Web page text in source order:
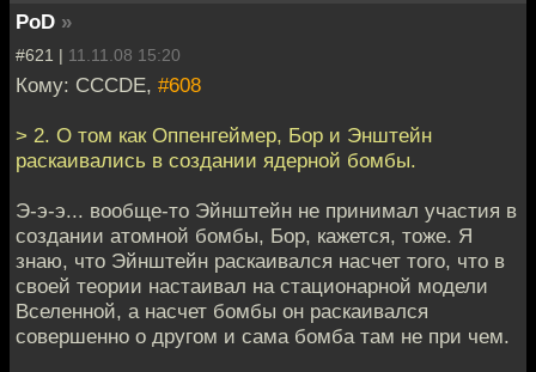
PoD »
#621 | 11.11.08 15:20
Кому: CCCDE, #608
> 2. О том как Оппенгеймер, Бор и Энштейн
раскаивались в создании ядерной бомбы.
Э-э-э... вообще-то Эйнштейн не принимал участия в
создании атомной бомбы, Бор, кажется, тоже. Я
знаю, что Эйнштейн раскаивался насчет того, что в
своей теории настаивал на стационарной модели
Вселенной, а насчет бомбы он раскаивался
совершенно о другом и сама бомба там не при чем.